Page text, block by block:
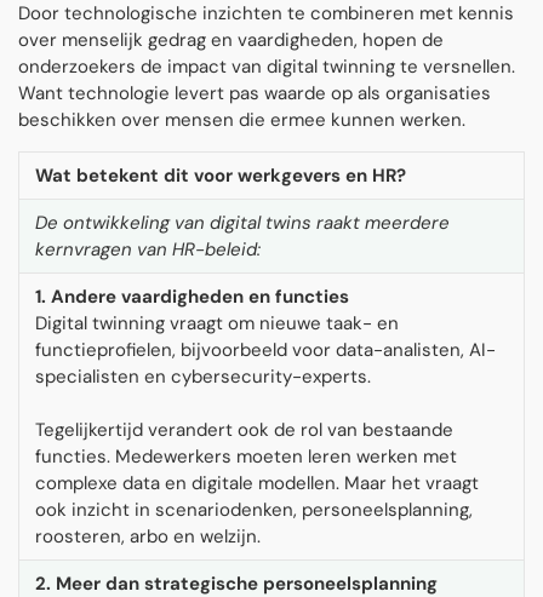
Door technologische inzichten te combineren met kennis
over menselijk gedrag en vaardigheden, hopen de
onderzoekers de impact van digital twinning te versnellen.
Want technologie levert pas waarde op als organisaties
beschikken over mensen die ermee kunnen werken.
Wat betekent dit voor werkgevers en HR?
De ontwikkeling van digital twins raakt meerdere
kernvragen van HR-beleid:
1. Andere vaardigheden en functies
Digital twinning vraagt om nieuwe taak- en
functieprofielen, bijvoorbeeld voor data-analisten, AI-
specialisten en cybersecurity-experts.
Tegelijkertijd verandert ook de rol van bestaande
functies. Medewerkers moeten leren werken met
complexe data en digitale modellen. Maar het vraagt
ook inzicht in scenariodenken, personeelsplanning,
roosteren, arbo en welzijn.
2. Meer dan strategische personeelsplanning